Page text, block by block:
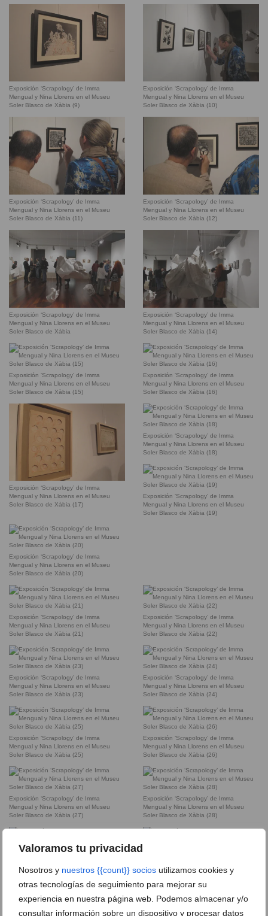
Valoramos tu privacidad
Nosotros y nuestros {{count}} socios utilizamos cookies y
otras tecnologías de seguimiento para mejorar su
experiencia en nuestra página web. Podemos almacenar y/o
consultar información sobre un dispositivo y procesar datos
Exposición ‘Scrapology’ de Imma
Mengual y Nina Llorens en el Museu
Soler Blasco de Xàbia (9)
Exposición ‘Scrapology’ de Imma
Mengual y Nina Llorens en el Museu
Soler Blasco de Xàbia (10)
Exposición ‘Scrapology’ de Imma
Mengual y Nina Llorens en el Museu
Soler Blasco de Xàbia (11)
Exposición ‘Scrapology’ de Imma
Mengual y Nina Llorens en el Museu
Soler Blasco de Xàbia (12)
Exposición ‘Scrapology’ de Imma
Mengual y Nina Llorens en el Museu
Soler Blasco de Xàbia
Exposición ‘Scrapology’ de Imma
Mengual y Nina Llorens en el Museu
Soler Blasco de Xàbia (14)
Exposición ‘Scrapology’ de Imma
Mengual y Nina Llorens en el Museu
Soler Blasco de Xàbia (15)
Exposición ‘Scrapology’ de Imma
Mengual y Nina Llorens en el Museu
Soler Blasco de Xàbia (16)
Exposición ‘Scrapology’ de Imma
Mengual y Nina Llorens en el Museu
Soler Blasco de Xàbia (17)
Exposición ‘Scrapology’ de Imma
Mengual y Nina Llorens en el Museu
Soler Blasco de Xàbia (18)
Exposición ‘Scrapology’ de Imma
Mengual y Nina Llorens en el Museu
Soler Blasco de Xàbia (19)
Exposición ‘Scrapology’ de Imma
Mengual y Nina Llorens en el Museu
Soler Blasco de Xàbia (20)
Exposición ‘Scrapology’ de Imma
Mengual y Nina Llorens en el Museu
Soler Blasco de Xàbia (21)
Exposición ‘Scrapology’ de Imma
Mengual y Nina Llorens en el Museu
Soler Blasco de Xàbia (22)
Exposición ‘Scrapology’ de Imma
Mengual y Nina Llorens en el Museu
Soler Blasco de Xàbia (23)
Exposición ‘Scrapology’ de Imma
Mengual y Nina Llorens en el Museu
Soler Blasco de Xàbia (24)
Exposición ‘Scrapology’ de Imma
Mengual y Nina Llorens en el Museu
Soler Blasco de Xàbia (25)
Exposición ‘Scrapology’ de Imma
Mengual y Nina Llorens en el Museu
Soler Blasco de Xàbia (26)
Exposición ‘Scrapology’ de Imma
Mengual y Nina Llorens en el Museu
Soler Blasco de Xàbia (27)
Exposición ‘Scrapology’ de Imma
Mengual y Nina Llorens en el Museu
Soler Blasco de Xàbia (28)
Mengual y Nina Llorens en el Museu
Soler Blasco de Xàbia (29)
Mengual y Nina Llorens en el Museu